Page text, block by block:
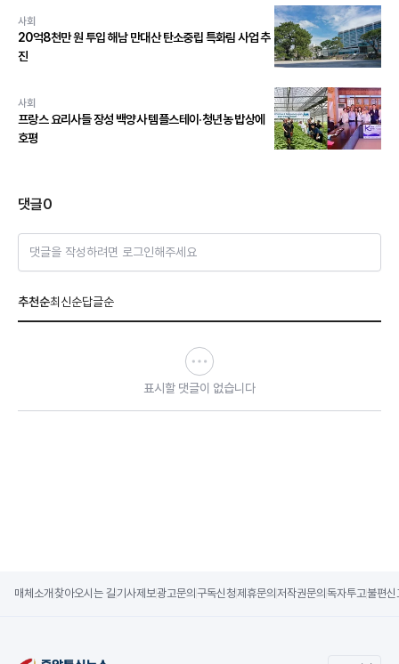
사회
20억8천만 원 투입 해남 만대산 탄소중립 특화림 사업 추
진
사회
프랑스 요리사들 장성 백양사 템플스테이·청년농 밥상에
호평
댓글0
댓글을 작성하려면 로그인해주세요
추천순최신순답글순
표시할 댓글이 없습니다
매체소개 찾아오시는 길기사제보광고문의 구독신청제휴문의 저작권문의 독자투고불편신